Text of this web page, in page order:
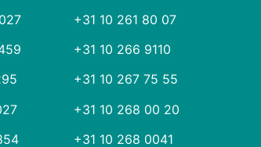
+31 10 261 80 07
+31 10 266 9110
+31 10 267 75 55
+31 10 268 00 20
+31 10 268 0041